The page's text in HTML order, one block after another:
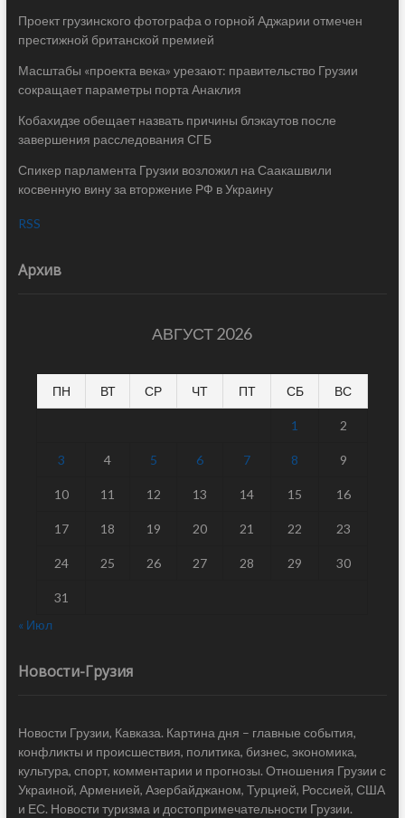
Проект грузинского фотографа о горной Аджарии отмечен
престижной британской премией
Масштабы «проекта века» урезают: правительство Грузии
сокращает параметры порта Анаклия
Кобахидзе обещает назвать причины блэкаутов после
завершения расследования СГБ
Спикер парламента Грузии возложил на Саакашвили
косвенную вину за вторжение РФ в Украину
RSS
Архив
АВГУСТ 2026
ПН ВТ СР ЧТ ПТ СБ ВС
1 2
3 4 5 6 7 8 9
10 11 12 13 14 15 16
17 18 19 20 21 22 23
24 25 26 27 28 29 30
31
« Июл
Новости-Грузия
Новости Грузии, Кавказа. Картина дня – главные события,
конфликты и происшествия, политика, бизнес, экономика,
культура, спорт, комментарии и прогнозы. Отношения Грузии с
Украиной, Арменией, Азербайджаном, Турцией, Россией, США
и ЕС. Новости туризма и достопримечательности Грузии.